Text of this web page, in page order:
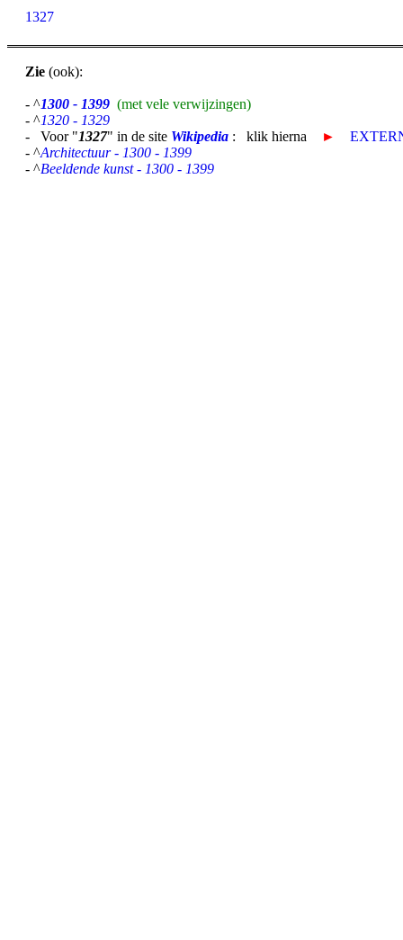
1327
Zie (ook):
- ^1300 - 1399 (met vele verwijzingen)
- ^1320 - 1329
- Voor "1327" in de site Wikipedia : klik hierna ►
- ^Architectuur - 1300 - 1399
- ^Beeldende kunst - 1300 - 1399